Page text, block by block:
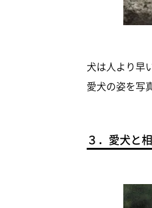
犬は人より早
愛犬の姿を写
３．愛犬と